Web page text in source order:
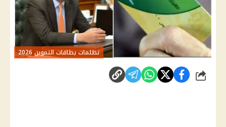
تظلمات بطاقات التموين 2026
شارك